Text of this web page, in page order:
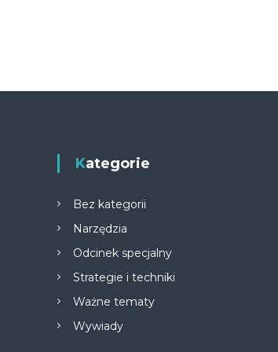
Kategorie
Bez kategorii
Narzędzia
Odcinek specjalny
Strategie i techniki
Ważne tematy
Wywiady